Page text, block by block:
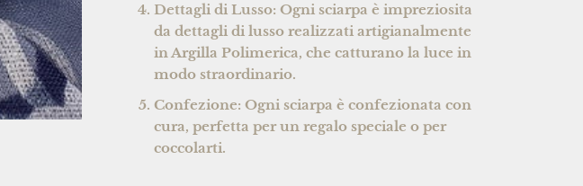
Dettagli di Lusso: Ogni sciarpa è impreziosita
da dettagli di lusso realizzati artigianalmente
in Argilla Polimerica, che catturano la luce in
modo straordinario.
Confezione: Ogni sciarpa è confezionata con
cura, perfetta per un regalo speciale o per
coccolarti.